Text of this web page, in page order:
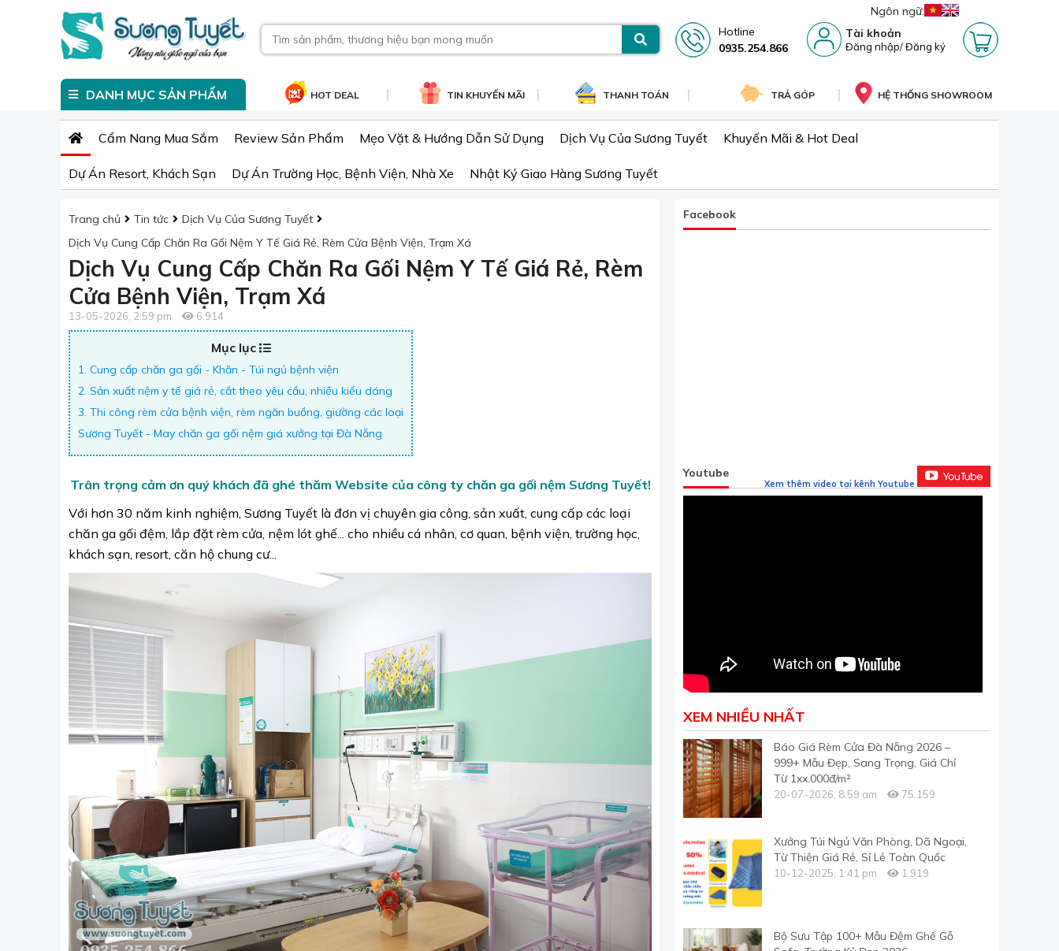
Ngôn ngữ:
Hotline
0935.254.866
Tài khoản
Đăng nhập/Đăng ký
DANH MỤC SẢN PHẨM HOT DEAL TIN KHUYẾN MÃI THANH TOÁN TRẢ GÓP HỆ THỐNG SHOWROOM
Cẩm Nang Mua Sắm Review Sản Phẩm Mẹo Vặt & Hướng Dẫn Sử Dụng Dịch Vụ Của Sương Tuyết Khuyến Mãi & Hot Deal
Dự Án Resort, Khách Sạn Dự Án Trường Học, Bệnh Viện, Nhà Xe Nhật Ký Giao Hàng Sương Tuyết
Trang chủ Tin tức
Dịch Vụ Của Sương Tuyết
Dịch Vụ Cung Cấp Chăn Ra Gối Nệm Y Tế Giá Rẻ, Rèm Cửa Bệnh Viện, Trạm Xá
Dịch Vụ Cung Cấp Chăn Ra Gối Nệm Y Tế Giá Rẻ, Rèm
Cửa Bệnh Viện, Trạm Xá
13-05-2026, 2:59 pm 6.914
Mục lục
1. Cung cấp chăn ga gối - Khăn - Túi ngủ bệnh viện
2. Sản xuất nệm y tế giá rẻ, cắt theo yêu cầu, nhiều kiểu dáng
3. Thi công rèm cửa bệnh viện, rèm ngăn buồng, giường các loại
Sương Tuyết - May chăn ga gối nệm giá xưởng tại Đà Nẵng
Trân trọng cảm ơn quý khách đã ghé thăm Website của công ty chăn ga gối nệm Sương Tuyết!
Với hơn 30 năm kinh nghiệm, Sương Tuyết là đơn vị chuyên gia công, sản xuất, cung cấp các loại
chăn ga gối đệm, lắp đặt rèm cửa, nệm lót ghế... cho nhiều cá nhân, cơ quan, bệnh viện, trường học,
khách sạn, resort, căn hộ chung cư...
Facebook
Youtube
Xem thêm video tại kênh Youtube
XEM NHIỀU NHẤT
Báo Giá Rèm Cửa Đà Nẵng 2026 –
999+ Mẫu Đẹp, Sang Trọng, Giá Chỉ
Từ 1xx.000đ/m²
20-07-2026, 8:59 am 75.159
Xưởng Túi Ngủ Văn Phòng, Dã Ngoại,
Từ Thiện Giá Rẻ, Sỉ Lẻ Toàn Quốc
10-12-2025, 1:41 pm 1.919
Bộ Sưu Tập 100+ Mẫu Đệm Ghế Gỗ